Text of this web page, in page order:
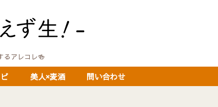
アレコレ🍻
美人×麦酒 問い合わせ